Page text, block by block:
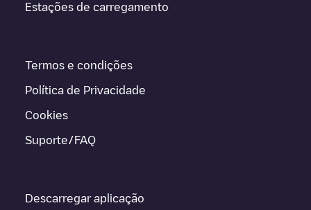
Estações de carregamento
Termos e condições
Política de Privacidade
Cookies
Suporte/FAQ
Descarregar aplicação